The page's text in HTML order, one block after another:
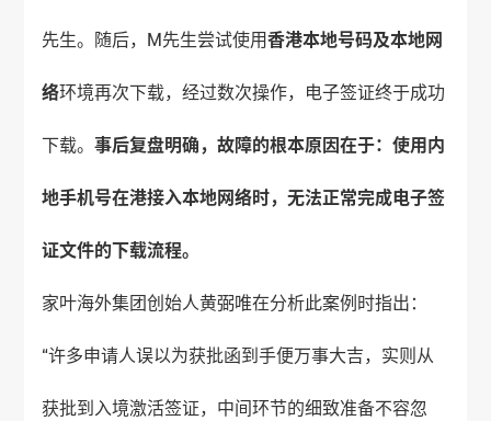
先生。随后，M先生尝试使用香港本地号码及本地网
络环境再次下载，经过数次操作，电子签证终于成功
下载。 事后复盘明确，故障的根本原因在于：使用内
地手机号在港接入本地网络时，无法正常完成电子签
证文件的下载流程。
家叶海外集团创始人黄弼唯在分析此案例时指出：
“许多申请人误以为获批函到手便万事大吉，实则从
获批到入境激活签证，中间环节的细致准备不容忽